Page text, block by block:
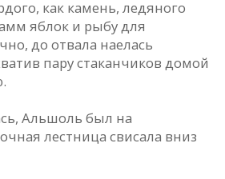
как камень, ледяного
яблок и рыбу для
до отвала наелась
пару стаканчиков домой
Альшоль был на
лестница свисала вниз